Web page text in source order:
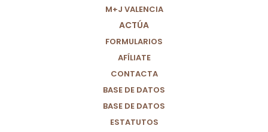
M+J VALENCIA
ACTÚA
FORMULARIOS
AFÍLIATE
CONTACTA
BASE DE DATOS
BASE DE DATOS
ESTATUTOS